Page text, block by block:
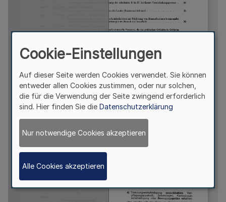
Cookie-Einstellungen
Auf dieser Seite werden Cookies verwendet. Sie können
entweder allen Cookies zustimmen, oder nur solchen,
die für die Verwendung der Seite zwingend erforderlich
sind. Hier finden Sie die Datenschutzerklärung
Nur notwendige Cookies akzeptieren
Alle Cookies akzeptieren